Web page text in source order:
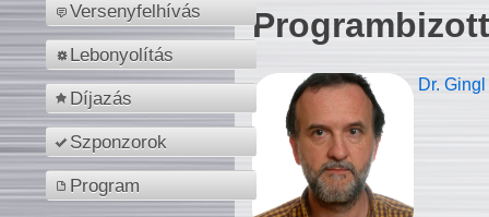
Versenyfelhívás
Lebonyolítás
Díjazás
Szponzorok
Program
Dr.